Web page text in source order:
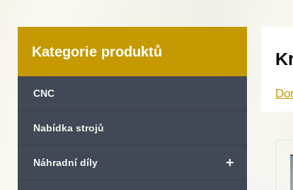
Kategorie produktů
CNC
Nabídka strojů
+
Náhradní díly